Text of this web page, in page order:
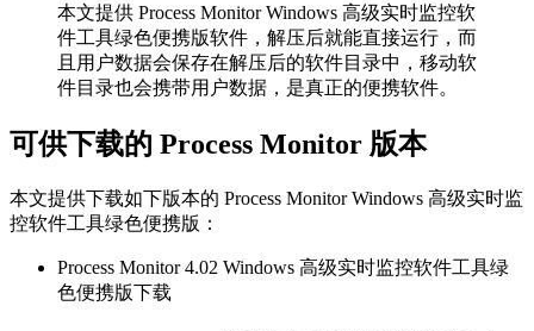
本文提供 Process Monitor Windows 高级实时监控软
件工具绿色便携版软件，解压后就能直接运行，而
且用户数据会保存在解压后的软件目录中，移动软
件目录也会携带用户数据，是真正的便携软件。
可供下载的 Process Monitor 版本
本文提供下载如下版本的 Process Monitor Windows 高级实时监
控软件工具绿色便携版：
Process Monitor 4.02 Windows 高级实时监控软件工具绿
色便携版下载